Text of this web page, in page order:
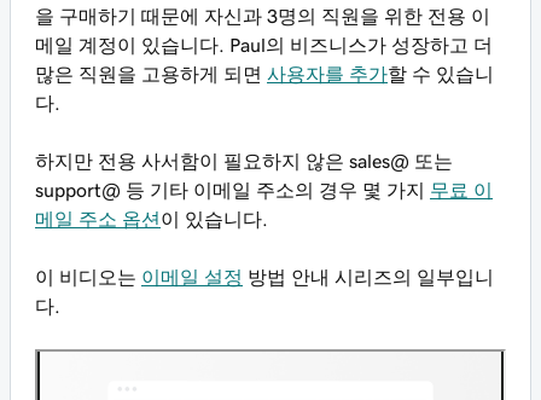
을 구매하기 때문에 자신과 3명의 직원을 위한 전용 이
메일 계정이 있습니다. Paul의 비즈니스가 성장하고 더
많은 직원을 고용하게 되면 사용자를 추가할 수 있습니
다.
하지만 전용 사서함이 필요하지 않은 sales@ 또는
support@ 등 기타 이메일 주소의 경우 몇 가지 무료 이
메일 주소 옵션 이 있습니다.
이 비디오는 이메일 설정 방법 안내 시리즈의 일부입니
다.